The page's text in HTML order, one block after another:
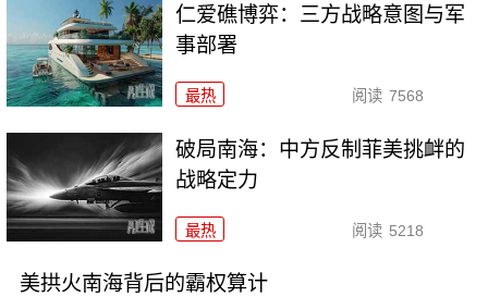
仁爱礁博弈：三方战略意图与军
事部署
最热 阅读 7568
破局南海：中方反制菲美挑衅的
战略定力
最热 阅读 5218
美拱火南海背后的霸权算计